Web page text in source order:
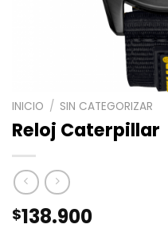
INICIO / SIN CATEGORIZAR
Reloj Caterpillar
$138.900